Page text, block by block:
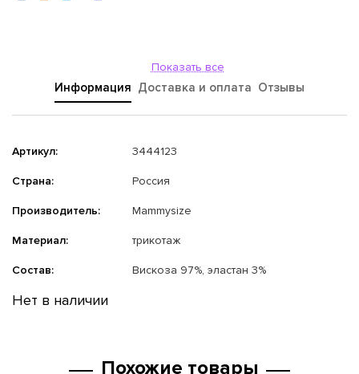
Показать все
Информация Доставка и оплата Отзывы
Артикул: 3444123
Страна: Россия
Производитель: Mammysize
Материал: трикотаж
Состав: Вискоза 97%, эластан 3%
Нет в наличии
Похожие товары